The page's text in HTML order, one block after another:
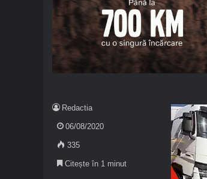
Redactia
06/08/2020
335
Citește în 1 minut